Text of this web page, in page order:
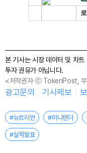
본 기사는 시장 데이터 및 차
투자 권유가 아닙니다.
<저작권자 ⓒ TokenPost, 무
광고문의 기사제보
#뉴트리언 #미니텐더
#실적발표